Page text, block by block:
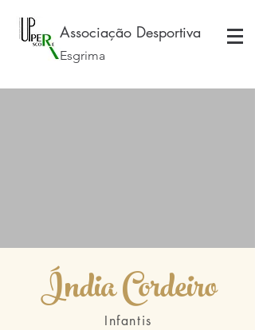
Associação Desportiva
Esgrima
Índia Cordeiro
Infantis